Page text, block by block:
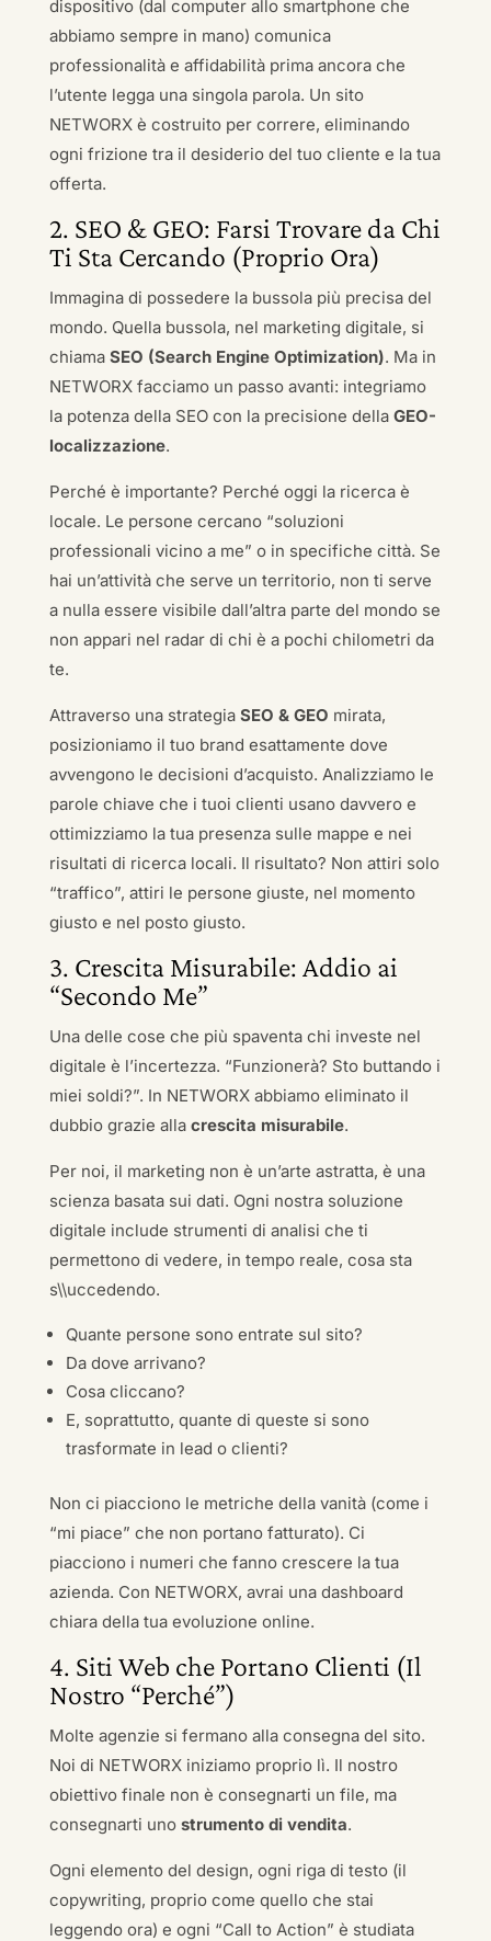
dispositivo (dal computer allo smartphone che
abbiamo sempre in mano) comunica
professionalità e affidabilità prima ancora che
l’utente legga una singola parola. Un sito
NETWORX è costruito per correre, eliminando
ogni frizione tra il desiderio del tuo cliente e la tua
offerta.
2. SEO & GEO: Farsi Trovare da Chi
Ti Sta Cercando (Proprio Ora)
Immagina di possedere la bussola più precisa del
mondo. Quella bussola, nel marketing digitale, si
chiama SEO (Search Engine Optimization). Ma in
NETWORX facciamo un passo avanti: integriamo
la potenza della SEO con la precisione della GEO-
localizzazione.
Perché è importante? Perché oggi la ricerca è
locale. Le persone cercano “soluzioni
professionali vicino a me” o in specifiche città. Se
hai un’attività che serve un territorio, non ti serve
a nulla essere visibile dall’altra parte del mondo se
non appari nel radar di chi è a pochi chilometri da
te.
Attraverso una strategia SEO & GEO mirata,
posizioniamo il tuo brand esattamente dove
avvengono le decisioni d’acquisto. Analizziamo le
parole chiave che i tuoi clienti usano davvero e
ottimizziamo la tua presenza sulle mappe e nei
risultati di ricerca locali. Il risultato? Non attiri solo
“traffico”, attiri le persone giuste, nel momento
giusto e nel posto giusto.
3. Crescita Misurabile: Addio ai
“Secondo Me”
Una delle cose che più spaventa chi investe nel
digitale è l’incertezza. “Funzionerà? Sto buttando i
miei soldi?”. In NETWORX abbiamo eliminato il
dubbio grazie alla crescita misurabile.
Per noi, il marketing non è un’arte astratta, è una
scienza basata sui dati. Ogni nostra soluzione
digitale include strumenti di analisi che ti
permettono di vedere, in tempo reale, cosa sta
s\\uccedendo.
Quante persone sono entrate sul sito?
Da dove arrivano?
Cosa cliccano?
E, soprattutto, quante di queste si sono
trasformate in lead o clienti?
Non ci piacciono le metriche della vanità (come i
“mi piace” che non portano fatturato). Ci
piacciono i numeri che fanno crescere la tua
azienda. Con NETWORX, avrai una dashboard
chiara della tua evoluzione online.
4. Siti Web che Portano Clienti (Il
Nostro “Perché”)
Molte agenzie si fermano alla consegna del sito.
Noi di NETWORX iniziamo proprio lì. Il nostro
obiettivo finale non è consegnarti un file, ma
consegnarti uno strumento di vendita.
Ogni elemento del design, ogni riga di testo (il
copywriting, proprio come quello che stai
leggendo ora) e ogni “Call to Action” è studiata